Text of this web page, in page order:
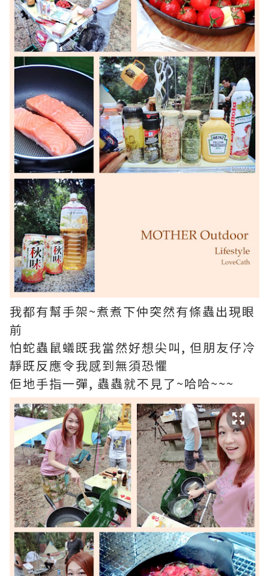
我都有幫手架~煮煮下仲突然有條蟲出現眼
前
怕蛇蟲鼠蟻既我當然好想尖叫, 但朋友仔冷
靜既反應令我感到無須恐懼
佢地手指一彈, 蟲蟲就不見了~哈哈~~~